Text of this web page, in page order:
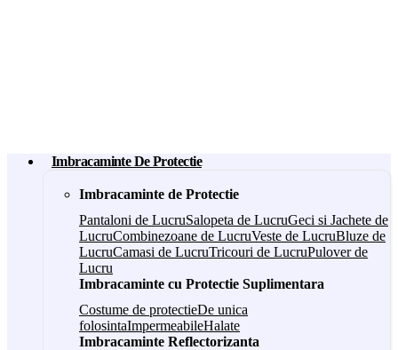
Imbracaminte De Protectie
Imbracaminte de Protectie
Pantaloni de LucruSalopeta de LucruGeci si Jachete de
LucruCombinezoane de LucruVeste de LucruBluze de
LucruCamasi de LucruTricouri de LucruPulover de
Lucru
Imbracaminte cu Protectie Suplimentara
Costume de protectieDe unica
folosintaImpermeabileHalate
Imbracaminte Reflectorizanta